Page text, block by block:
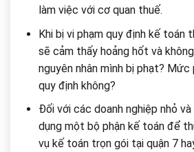
làm việc với cơ quan thuế.
Khi bị vi phạm quy định kế toán
sẽ cảm thấy hoảng hốt và
nguyên nhân mình bị phạt?
quy định không?
Đối với các doanh nghiệp nhỏ
dụng một bộ phận kế toán để
vụ kế toán trọn gói tại quận 7